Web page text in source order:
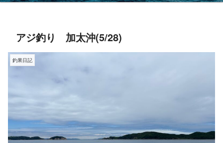
アジ釣り 加太沖(5/28)
釣果日記